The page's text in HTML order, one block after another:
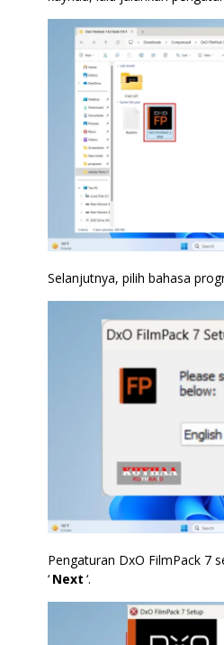
Selanjutnya, pilih bahasa
Pengaturan DxO FilmPack 7
‘ Next ‘.